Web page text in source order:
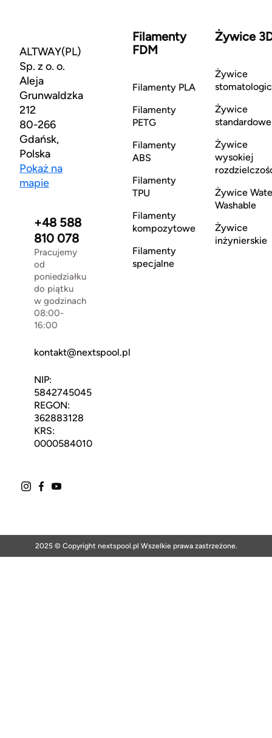
ALTWAY(PL)
Sp. z o. o.
Aleja
Grunwaldzka
212
80-266
Gdańsk,
Polska
Pokaż na
mapie
+48 588
810 078
Pracujemy
od
poniedziałku
do piątku
w godzinach
08:00-
16:00
kontakt@nextspool.pl
NIP:
5842745045
REGON:
362883128
KRS:
0000584010
Filamenty
FDM
Filamenty PLA
Filamenty
PETG
Filamenty
ABS
Filamenty
TPU
Filamenty
kompozytowe
Filamenty
specjalne
Żywice
Żywice
Żywice
standardowe
Żywice
wysokiej
Żywice
Washable
Żywice
inżynierskie